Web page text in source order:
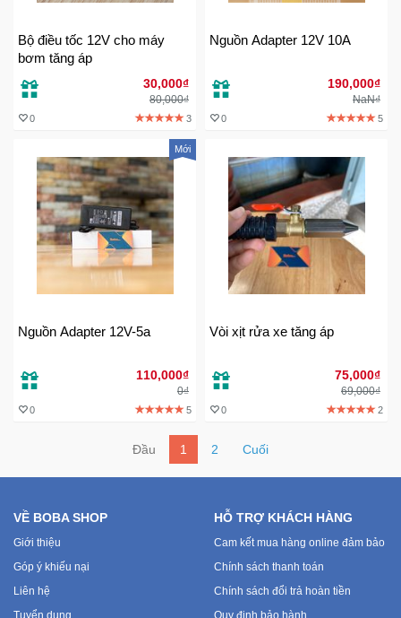
Bộ điều tốc 12V cho máy
bơm tăng áp
30,000₫
80,000₫
0 3
Nguồn Adapter 12V 10A
190,000₫
NaN₫
0 5
Mới
Nguồn Adapter 12V-5a
110,000₫
0₫
0 5
Vòi xịt rửa xe tăng áp
75,000₫
69,000₫
0 2
Đầu 1 2 Cuối
VỀ BOBA SHOP
Giới thiệu
Góp ý khiếu nại
Liên hệ
Tuyển dụng
HỖ TRỢ KHÁCH HÀNG
Cam kết mua hàng online đảm bảo
Chính sách thanh toán
Chính sách đổi trả hoàn tiền
Quy định bảo hành